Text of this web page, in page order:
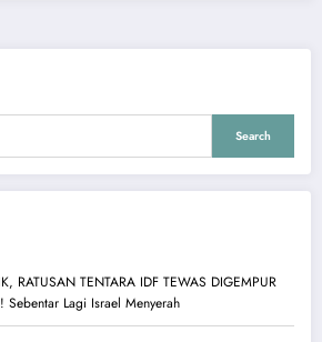
Search
RATUSAN TENTARA IDF TEWAS DIGEMPUR
Sebentar Lagi Israel Menyerah